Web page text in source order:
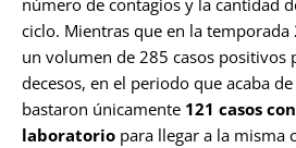
número de contagios y la cantidad
ciclo. Mientras que en la
un volumen de 285 casos positivos
decesos, en el periodo que acaba
bastaron únicamente 121 casos
laboratorio para llegar a la misma